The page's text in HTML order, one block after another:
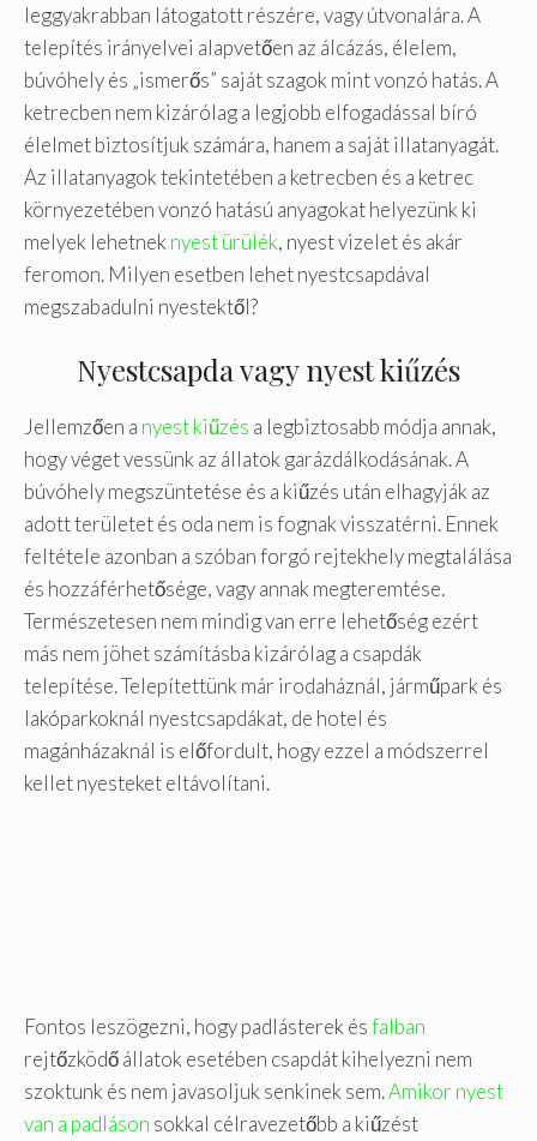
leggyakrabban látogatott részére, vagy útvonalára. A
telepítés irányelvei alapvetően az álcázás, élelem,
búvóhely és „ismerős” saját szagok mint vonzó hatás. A
ketrecben nem kizárólag a legjobb elfogadással bíró
élelmet biztosítjuk számára, hanem a saját illatanyagát.
Az illatanyagok tekintetében a ketrecben és a ketrec
környezetében vonzó hatású anyagokat helyezünk ki
melyek lehetnek nyest ürülék, nyest vizelet és akár
feromon. Milyen esetben lehet nyestcsapdával
megszabadulni nyestektől?
Nyestcsapda vagy nyest kiűzés
Jellemzően a nyest kiűzés a legbiztosabb módja annak,
hogy véget vessünk az állatok garázdálkodásának. A
búvóhely megszüntetése és a kiűzés után elhagyják az
adott területet és oda nem is fognak visszatérni. Ennek
feltétele azonban a szóban forgó rejtekhely megtalálása
és hozzáférhetősége, vagy annak megteremtése.
Természetesen nem mindig van erre lehetőség ezért
más nem jöhet számításba kizárólag a csapdák
telepítése. Telepítettünk már irodaháznál, járműpark és
lakóparkoknál nyestcsapdákat, de hotel és
magánházaknál is előfordult, hogy ezzel a módszerrel
kellet nyesteket eltávolítani.
Fontos leszögezni, hogy padlásterek ésfalban
rejtőzködő állatok esetében csapdát kihelyezni nem
szoktunk és nem javasoljuk senkinek sem.Amikor nyest
van a padláson sokkal célravezetőbb a kiűzést